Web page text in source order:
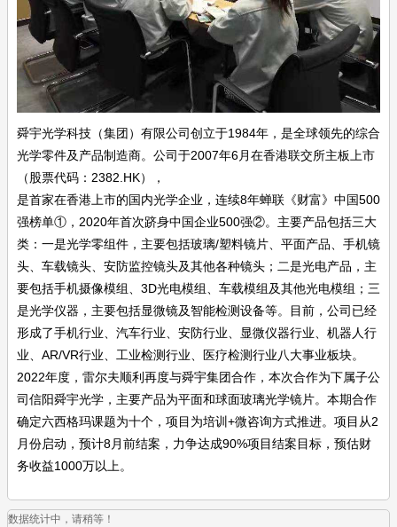
舜宇光学科技（集团）有限公司创立于1984年，是全球领先的综合
光学零件及产品制造商。公司于2007年6月在香港联交所主板上市
（股票代码：2382.HK），
是首家在香港上市的国内光学企业，连续8年蝉联《财富》中国500
强榜单①，2020年首次跻身中国企业500强②。主要产品包括三大
类：一是光学零组件，主要包括玻璃/塑料镜片、平面产品、手机镜
头、车载镜头、安防监控镜头及其他各种镜头；二是光电产品，主
要包括手机摄像模组、3D光电模组、车载模组及其他光电模组；三
是光学仪器，主要包括显微镜及智能检测设备等。目前，公司已经
形成了手机行业、汽车行业、安防行业、显微仪器行业、机器人行
业、AR/VR行业、工业检测行业、医疗检测行业八大事业板块。
2022年度，雷尔夫顺利再度与舜宇集团合作，本次合作为下属子公
司信阳舜宇光学，主要产品为平面和球面玻璃光学镜片。本期合作
确定六西格玛课题为十个，项目为培训+微咨询方式推进。项目从2
月份启动，预计8月前结案，力争达成90%项目结案目标，预估财
务收益1000万以上。
数据统计中，请稍等！